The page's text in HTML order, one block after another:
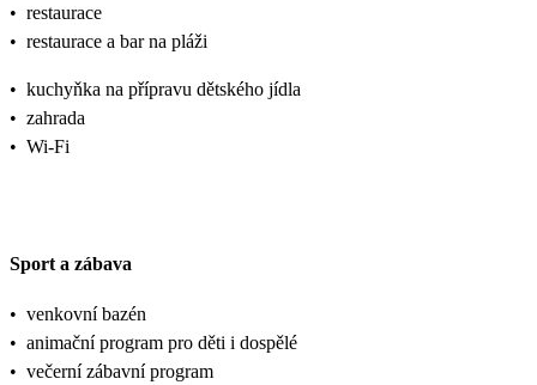
• restaurace
• restaurace a bar na pláži
• kuchyňka na přípravu dětského jídla
• zahrada
• Wi-Fi
Sport a zábava
• venkovní bazén
• animační program pro děti i dospělé
• večerní zábavní program